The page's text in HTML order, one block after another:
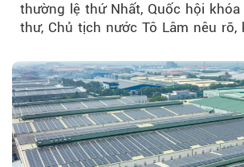
thường lệ thứ Nhất, Quốc hội khóa
thư, Chủ tịch nước Tô Lâm nêu rõ,